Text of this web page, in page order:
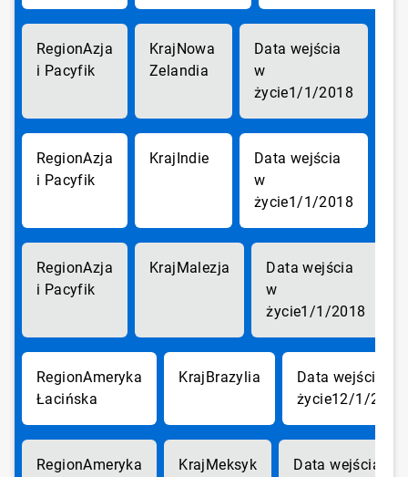
Azja
i Pacyfik
Nowa
Zelandia
1/1/2018
Azja
i Pacyfik
Indie
1/1/2018
Azja
i Pacyfik
Malezja
1/1/2018
Ameryka
Łacińska
Brazylia
12/1/2017
Ameryka
Meksyk